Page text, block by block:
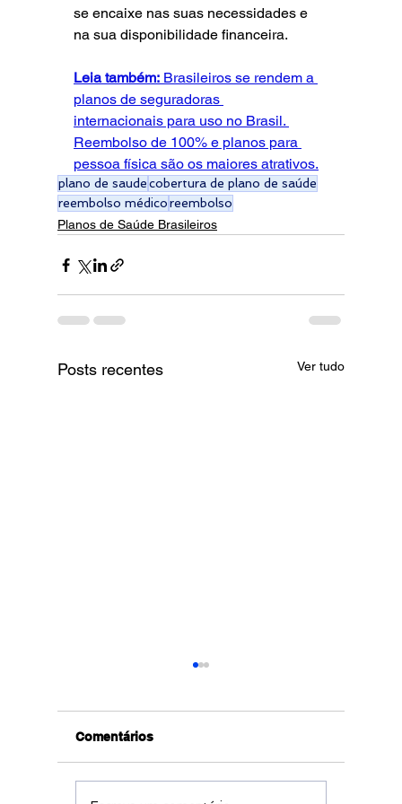
se encaixe nas suas necessidades e
na sua disponibilidade financeira.
Leia também: Brasileiros se rendem a
planos de seguradoras
internacionais para uso no Brasil.
Reembolso de 100% e planos para
pessoa física são os maiores atrativos.
plano de saudecobertura de plano de saúde
reembolso médicoreembolso
Planos de Saúde Brasileiros
Posts recentes Ver tudo
Comentários